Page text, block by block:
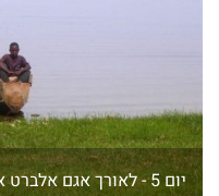
יום 5 - לאורך אגם אלברט אל קמפלה בירת אוגנדה